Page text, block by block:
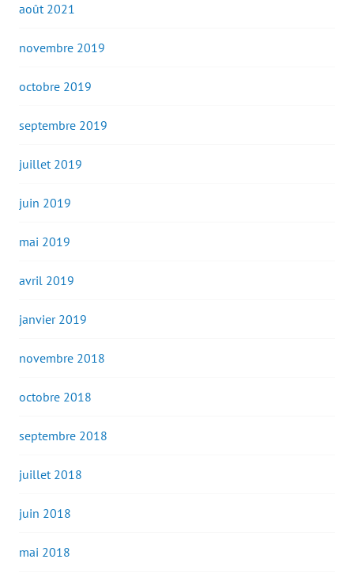
août 2021
novembre 2019
octobre 2019
septembre 2019
juillet 2019
juin 2019
mai 2019
avril 2019
janvier 2019
novembre 2018
octobre 2018
septembre 2018
juillet 2018
juin 2018
mai 2018